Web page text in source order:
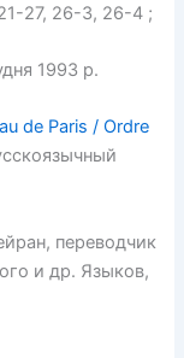
27, 26-3, 26-4 ;
1993 р.
de Paris / Ordre
переводчик
и др. Языков,